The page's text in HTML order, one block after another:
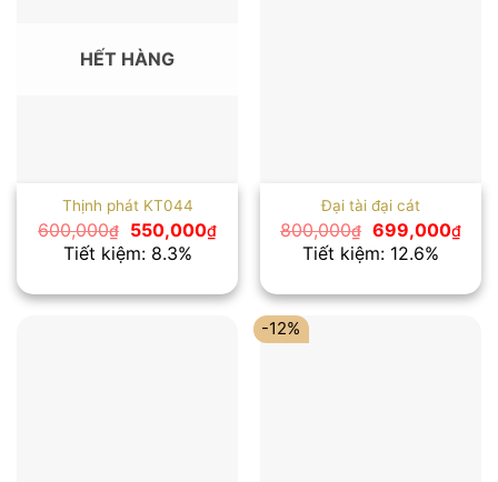
HẾT HÀNG
Thịnh phát KT044
600,000₫
Giá
gốc
là:
550,000₫Giá
hiện
550,000₫.
Tiết kiệm: 8.3%
Đại tài đại cát
800,000₫ Giá
gốc
là:
699,000₫Giá
hiện
Tiết kiệm: 12.6%
-12%